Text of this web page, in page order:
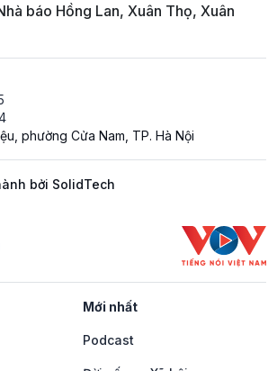
báo Hồng Lan, Xuân Thọ, Xuân
phường Cửa Nam, TP. Hà Nội
bởi SolidTech
Mới nhất
Podcast